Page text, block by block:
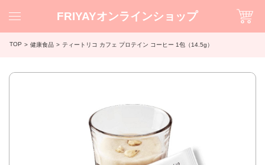
FRIYAYオンラインショップ
TOP 健康食品 ティートリコ カフェ プロテイン コーヒー 1包（14.5g）